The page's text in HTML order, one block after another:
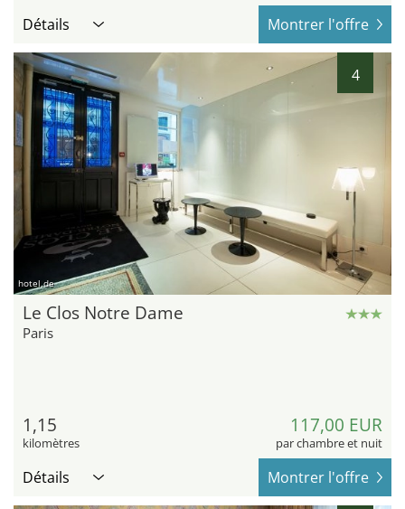
Détails Montrer l'offre
4
hotel.de
Le Clos Notre Dame
Paris
1,15
kilomètres
117,00 EUR
par chambre et nuit
Détails Montrer l'offre